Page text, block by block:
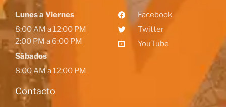
Lunes a Viernes
8:00 AM a 12:00 PM
2:00 PM a 6:00 PM
Sábados
8:00 AM a 12:00 PM
Contacto
Facebook
Twitter
YouTube